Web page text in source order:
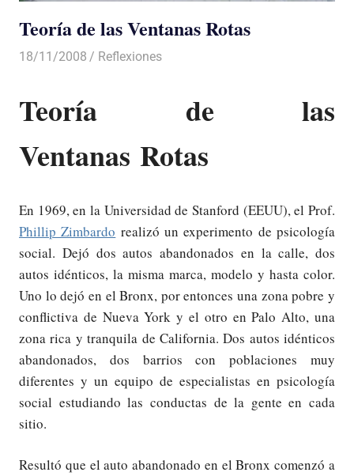
Teoría de las Ventanas Rotas
18/11/2008 Luis Castellanos
Reflexiones
Teoría de las
Ventanas Rotas
En 1969, en la Universidad de Stanford (EEUU), el Prof.
Phillip Zimbardo realizó un experimento de psicología
social. Dejó dos autos abandonados en la calle, dos
autos idénticos, la misma marca, modelo y hasta color.
Uno lo dejó en el Bronx, por entonces una zonapobre y
conflictiva de Nueva York y el otro en Palo Alto, una
zona rica y tranquila de California. Dos autos idénticos
abandonados, dos barrios con poblaciones muy
diferentes y un equipo de especialistas en psicología
social estudiando las conductas de la gente en cada
sitio.
Resultó que el auto abandonado en el Bronx comenzó a